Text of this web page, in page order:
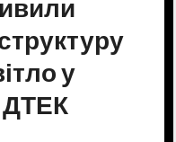
у
ДТЕК